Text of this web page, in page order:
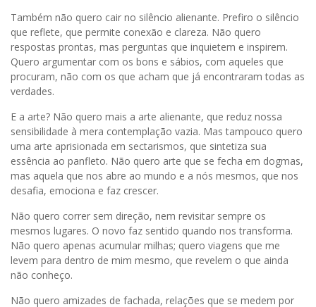
Também não quero cair no silêncio alienante. Prefiro o silêncio
que reflete, que permite conexão e clareza. Não quero
respostas prontas, mas perguntas que inquietem e inspirem.
Quero argumentar com os bons e sábios, com aqueles que
procuram, não com os que acham que já encontraram todas as
verdades.
E a arte? Não quero mais a arte alienante, que reduz nossa
sensibilidade à mera contemplação vazia. Mas tampouco quero
uma arte aprisionada em sectarismos, que sintetiza sua
essência ao panfleto. Não quero arte que se fecha em dogmas,
mas aquela que nos abre ao mundo e a nós mesmos, que nos
desafia, emociona e faz crescer.
Não quero correr sem direção, nem revisitar sempre os
mesmos lugares. O novo faz sentido quando nos transforma.
Não quero apenas acumular milhas; quero viagens que me
levem para dentro de mim mesmo, que revelem o que ainda
não conheço.
Não quero amizades de fachada, relações que se medem por